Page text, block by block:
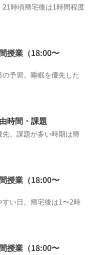
時頃帰宅後は1時間程度
授業（18:00〜
予習。睡眠を優先した
時間・課題
。課題が多い時期は帰
授業（18:00〜
い日。帰宅後は1〜2時
授業（18:00〜